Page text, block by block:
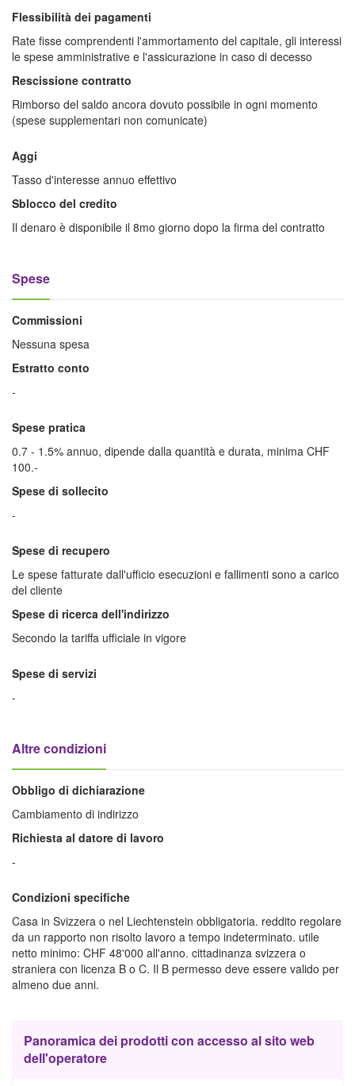
Flessibilità dei pagamenti
Rate fisse comprendenti l'ammortamento del capitale, gli interessi
le spese amministrative e l'assicurazione in caso di decesso
Rescissione contratto
Rimborso del saldo ancora dovuto possibile in ogni momento
(spese supplementari non comunicate)
Aggi
Tasso d'interesse annuo effettivo
Sblocco del credito
Il denaro è disponibile il 8mo giorno dopo la firma del contratto
Spese
Commissioni
Nessuna spesa
Estratto conto
-
Spese pratica
0.7 - 1.5% annuo, dipende dalla quantità e durata, minima CHF
100.-
Spese di sollecito
-
Spese di recupero
Le spese fatturate dall'ufficio esecuzioni e fallimenti sono a carico
del cliente
Spese di ricerca dell'indirizzo
Secondo la tariffa ufficiale in vigore
Spese di servizi
-
Altre condizioni
Obbligo di dichiarazione
Cambiamento di indirizzo
Richiesta al datore di lavoro
-
Condizioni specifiche
Casa in Svizzera o nel Liechtenstein obbligatoria. reddito regolare
da un rapporto non risolto lavoro a tempo indeterminato. utile
netto minimo: CHF 48'000 all'anno. cittadinanza svizzera o
straniera con licenza B o C. Il B permesso deve essere valido per
almeno due anni.
Panoramica dei prodotti con accesso al sito web
dell'operatore